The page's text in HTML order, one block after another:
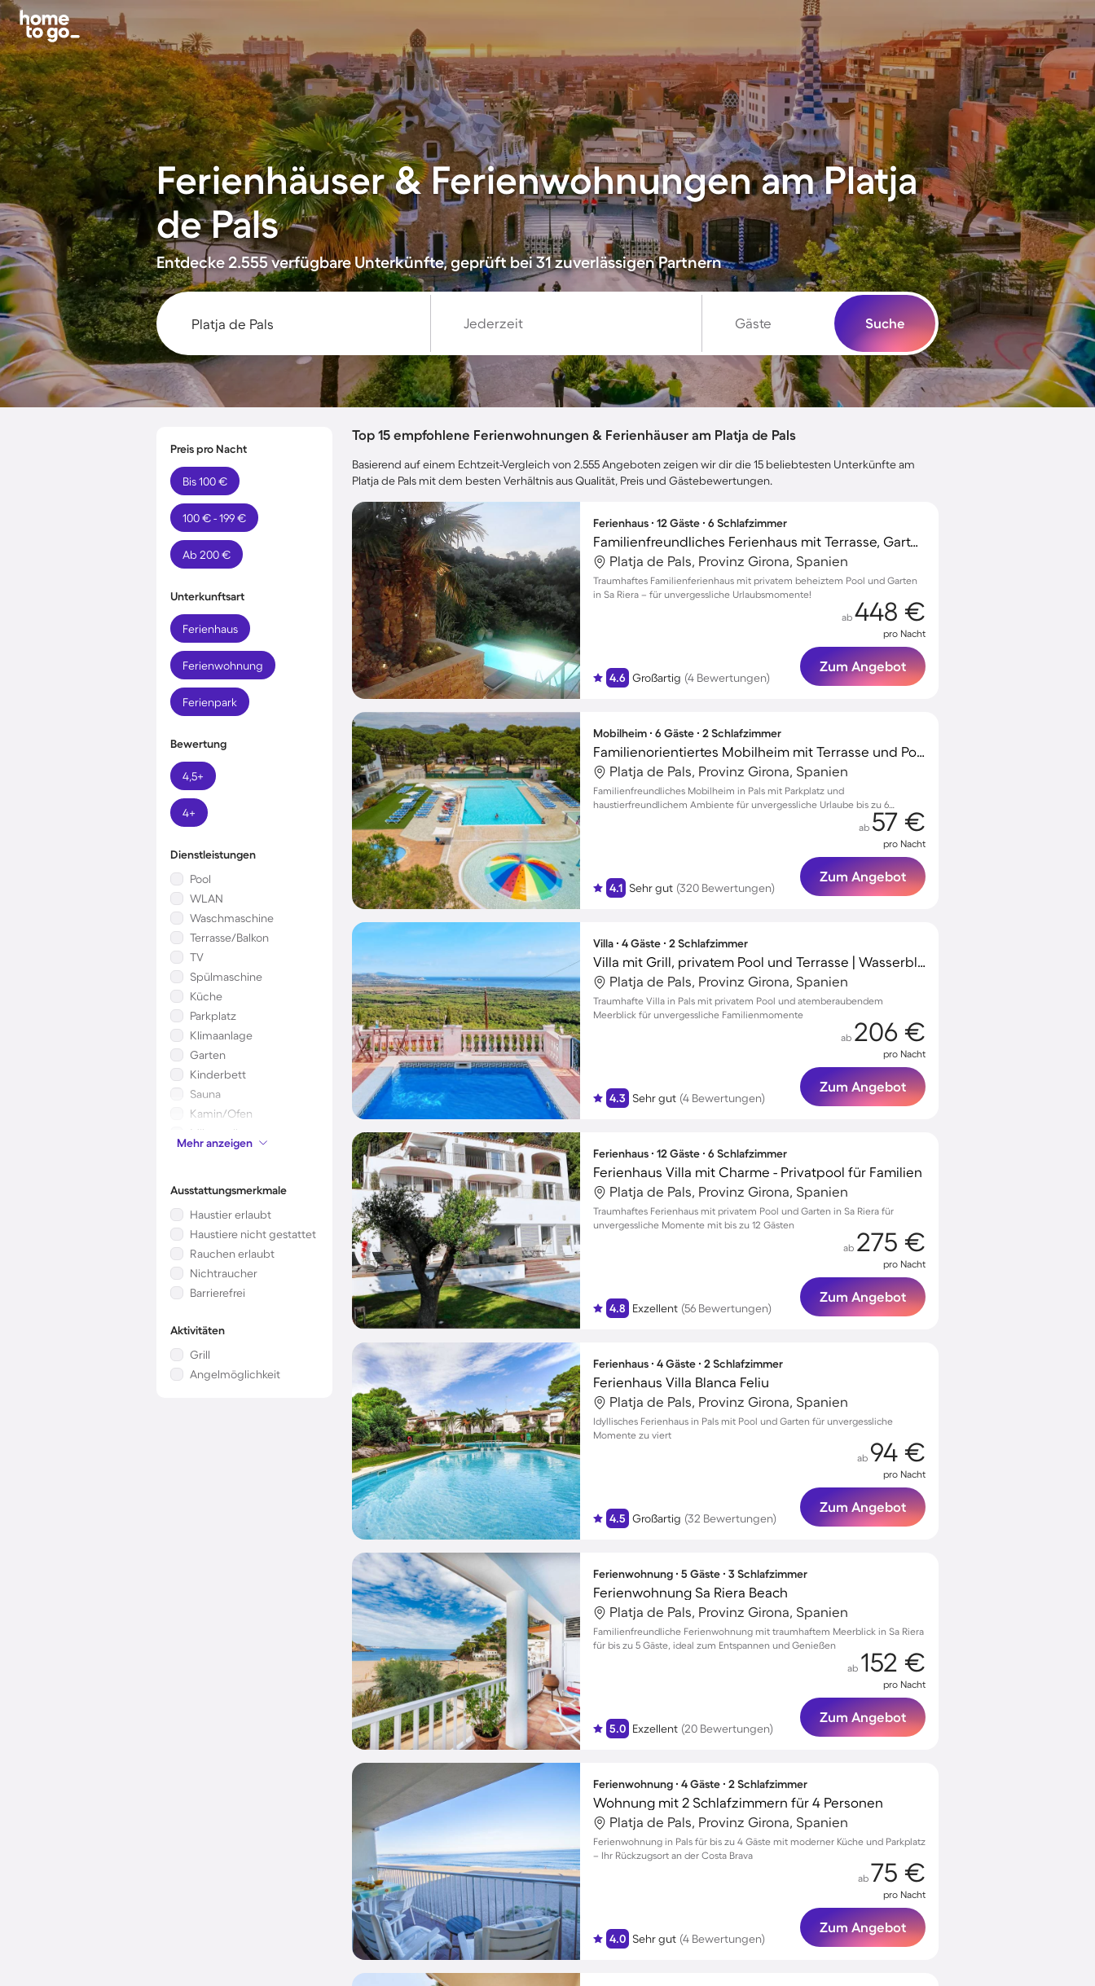
Ferienhäuser & Ferienwohnungen am Platja
de Pals
Entdecke 2.555 verfügbare Unterkünfte, geprüft bei 31 zuverlässigen Partnern
Jederzeit Gäste Suche
Preis pro Nacht
Bis 100 €
100 € - 199 €
Ab 200 €
Unterkunftsart
Ferienhaus
Ferienwohnung
Ferienpark
Bewertung
4,5+
4+
Dienstleistungen
Pool
WLAN
Waschmaschine
Terrasse/Balkon
TV
Spülmaschine
Küche
Parkplatz
Klimaanlage
Garten
Kinderbett
Sauna
Kamin/Ofen
Mikrowelle
Whirlpool
Mehr anzeigen
Ausstattungsmerkmale
Haustier erlaubt
Haustiere nicht gestattet
Rauchen erlaubt
Nichtraucher
Barrierefrei
Aktivitäten
Grill
Angelmöglichkeit
Top 15 empfohlene Ferienwohnungen & Ferienhäuser am Platja de Pals
Basierend auf einem Echtzeit-Vergleich von 2.555 Angeboten zeigen wir dir die 15 beliebtesten Unterkünfte am
Platja de Pals mit dem besten Verhältnis aus Qualität, Preis und Gästebewertungen.
Ferienhaus ∙ 12 Gäste ∙ 6 Schlafzimmer
Familienfreundliches Ferienhaus mit Terrasse, Garten und privatem Pool
Platja de Pals, Provinz Girona, Spanien
Traumhaftes Familienferienhaus mit privatem beheiztem Pool und Garten
in Sa Riera – für unvergessliche Urlaubsmomente!
4.6 Großartig (4 Bewertungen)
ab 448 €
pro Nacht
Zum Angebot
Mobilheim ∙ 6 Gäste ∙ 2 Schlafzimmer
Familienorientiertes Mobilheim mit Terrasse und Pool | Hunde erlaubt
Platja de Pals, Provinz Girona, Spanien
Familienfreundliches Mobilheim in Pals mit Parkplatz und
haustierfreundlichem Ambiente für unvergessliche Urlaube bis zu 6
4.1 Sehr gut (320 Bewertungen)
ab 57 €
pro Nacht
Zum Angebot
Villa ∙ 4 Gäste ∙ 2 Schlafzimmer
Villa mit Grill, privatem Pool und Terrasse | Wasserblick
Platja de Pals, Provinz Girona, Spanien
Traumhafte Villa in Pals mit privatem Pool und atemberaubendem
Meerblick für unvergessliche Familienmomente
4.3 Sehr gut (4 Bewertungen)
ab 206 €
pro Nacht
Zum Angebot
Ferienhaus ∙ 12 Gäste ∙ 6 Schlafzimmer
Ferienhaus Villa mit Charme - Privatpool für Familien
Platja de Pals, Provinz Girona, Spanien
Traumhaftes Ferienhaus mit privatem Pool und Garten in Sa Riera für
unvergessliche Momente mit bis zu 12 Gästen
4.8 Exzellent (56 Bewertungen)
ab 275 €
pro Nacht
Zum Angebot
Ferienhaus ∙ 4 Gäste ∙ 2 Schlafzimmer
Ferienhaus Villa Blanca Feliu
Platja de Pals, Provinz Girona, Spanien
Idyllisches Ferienhaus in Pals mit Pool und Garten für unvergessliche
Momente zu viert
4.5 Großartig (32 Bewertungen)
ab 94 €
pro Nacht
Zum Angebot
Ferienwohnung ∙ 5 Gäste ∙ 3 Schlafzimmer
Ferienwohnung Sa Riera Beach
Platja de Pals, Provinz Girona, Spanien
Familienfreundliche Ferienwohnung mit traumhaftem Meerblick in Sa Riera
für bis zu 5 Gäste, ideal zum Entspannen und Genießen
5.0 Exzellent (20 Bewertungen)
ab 152 €
pro Nacht
Zum Angebot
Ferienwohnung ∙ 4 Gäste ∙ 2 Schlafzimmer
Wohnung mit 2 Schlafzimmern für 4 Personen
Platja de Pals, Provinz Girona, Spanien
Ferienwohnung in Pals für bis zu 4 Gäste mit moderner Küche und Parkplatz
– Ihr Rückzugsort an der Costa Brava
4.0 Sehr gut (4 Bewertungen)
ab 75 €
pro Nacht
Zum Angebot